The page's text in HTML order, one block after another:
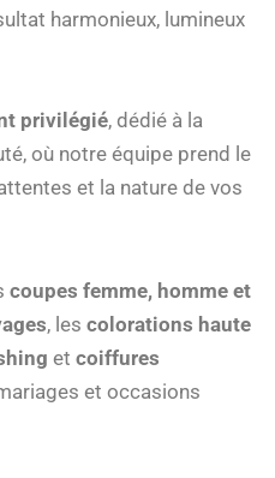
harmonieux, lumineux
privilégié, dédié à la
où notre équipe prend le
et la nature de vos
coupes femme, homme et
, les colorations haute
et coiffures
et occasions